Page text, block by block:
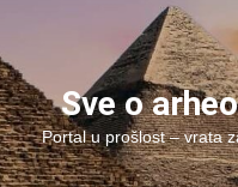
Sve o
Portal u prošlost – vrata